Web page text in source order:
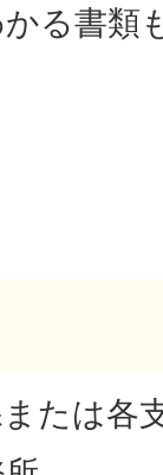
る書類
たは各